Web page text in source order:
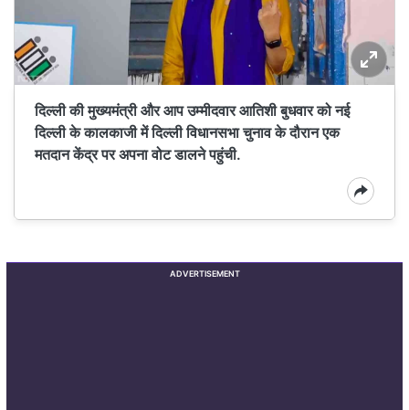
दिल्ली की मुख्यमंत्री और आप उम्मीदवार आतिशी बुधवार को नई
दिल्ली के कालकाजी में दिल्ली विधानसभा चुनाव के दौरान एक
मतदान केंद्र पर अपना वोट डालने पहुंची.
ADVERTISEMENT